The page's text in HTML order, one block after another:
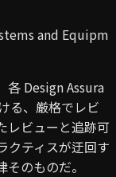
and Equipm
各 Design Assura
る、厳格でレビ
レビューと追跡可
クティスが迂回す
のものだ。